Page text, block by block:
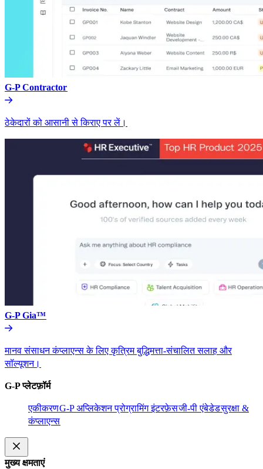
G-P Contractor​​
ठेकेदारों को आसानी से किराए पर लें।​​
G-P Gia™​​
मानव संसाधन कंप्लाएन्स के लिए कृत्रिम बुद्धिमत्ता-संचालित सलाह और
सॉल्यूशन।​​
G-P प्लेटफ़ॉर्म​​
एकीकरण​​G-P अप्लिकेशन प्रोग्रामिंग इंटरफ़ेस​​जी-पी एंबेडेड​​सुरक्षा &
कंप्लाएन्स​​
मुख्य क्षमताएं​​